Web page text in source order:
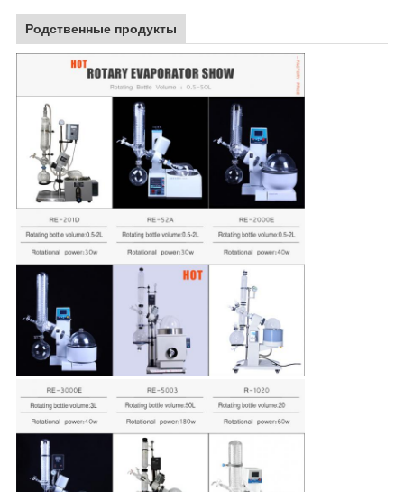
Родственные продукты